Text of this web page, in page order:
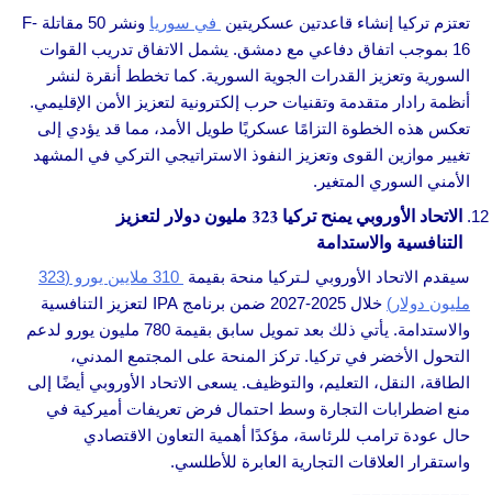
تعتزم تركيا إنشاء قاعدتين عسكريتين في سوريا
ونشر 50 مقاتلة F-
16 بموجب اتفاق دفاعي مع دمشق. يشمل الاتفاق تدريب القوات
السورية وتعزيز القدرات الجوية السورية. كما تخطط أنقرة لنشر
أنظمة رادار متقدمة وتقنيات حرب إلكترونية لتعزيز الأمن الإقليمي.
تعكس هذه الخطوة التزامًا عسكريًا طويل الأمد، مما قد يؤدي إلى
تغيير موازين القوى وتعزيز النفوذ الاستراتيجي التركي في المشهد
الأمني السوري المتغير.
الاتحاد الأوروبي يمنح تركيا 323 مليون دولار لتعزيز
التنافسية والاستدامة
سيقدم الاتحاد الأوروبي لـتركيا منحة بقيمة
310 ملايين يورو (323
مليون دولار)
خلال 2025-2027 ضمن برنامج IPA لتعزيز التنافسية
والاستدامة. يأتي ذلك بعد تمويل سابق بقيمة 780 مليون يورو لدعم
التحول الأخضر في تركيا. تركز المنحة على المجتمع المدني،
الطاقة، النقل، التعليم، والتوظيف. يسعى الاتحاد الأوروبي أيضًا إلى
منع اضطرابات التجارة وسط احتمال فرض تعريفات أميركية في
حال عودة ترامب للرئاسة، مؤكدًا أهمية التعاون الاقتصادي
واستقرار العلاقات التجارية العابرة للأطلسي.